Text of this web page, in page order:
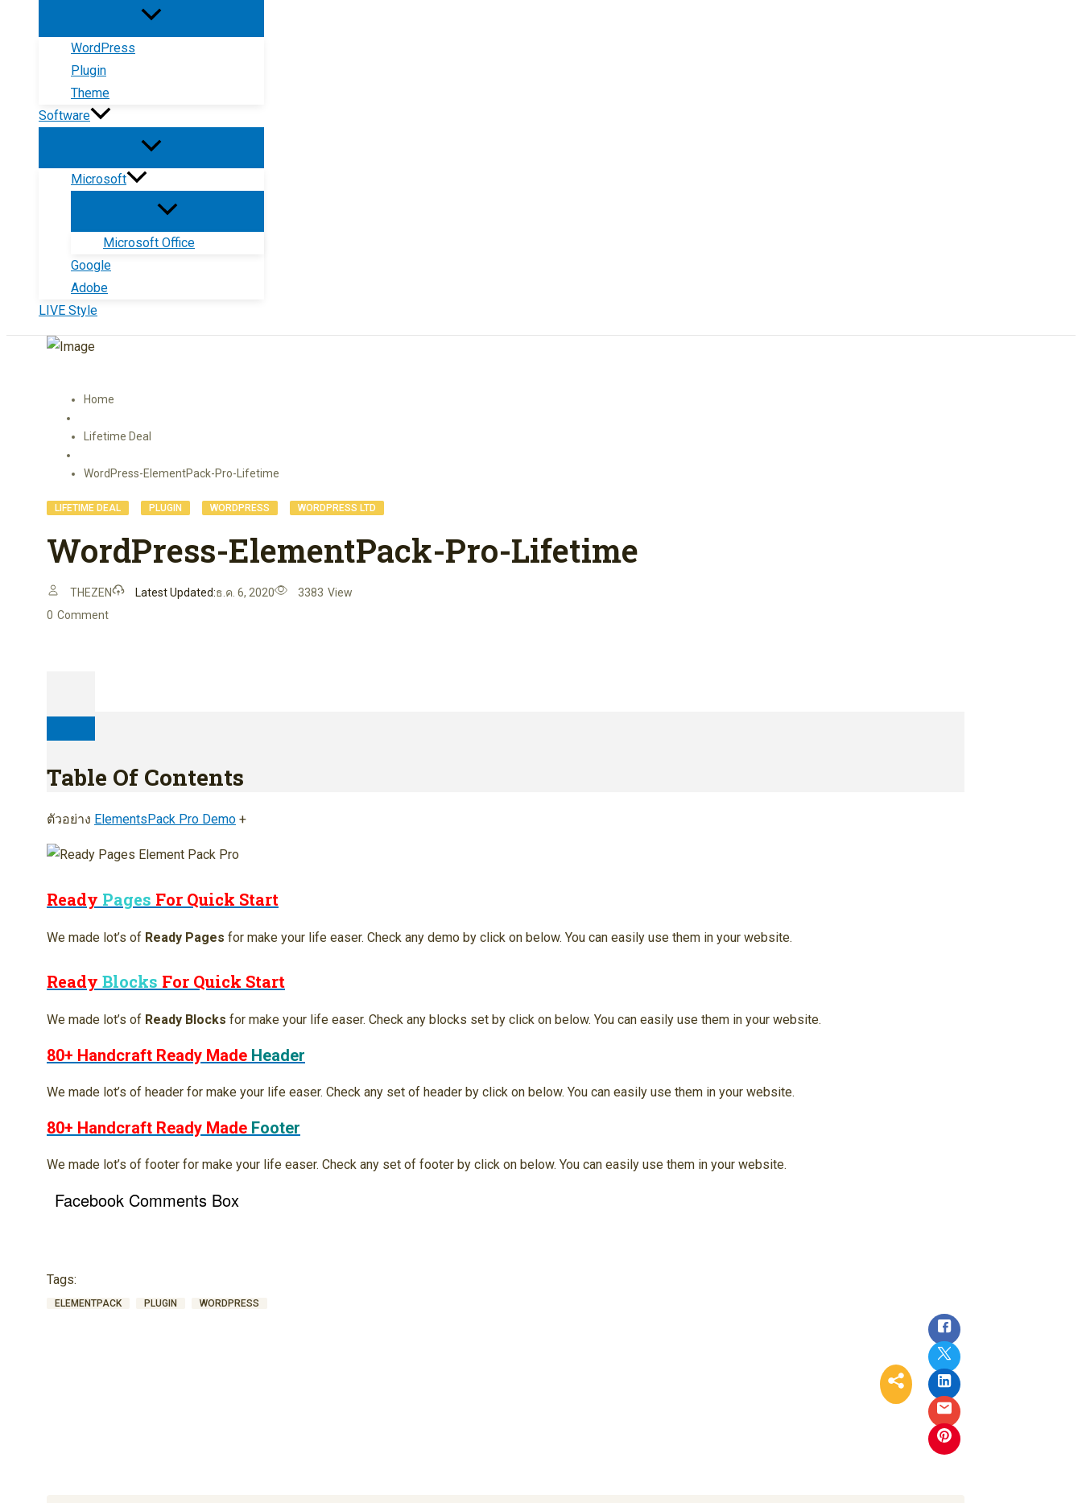
WordPress
Plugin
Theme
Software
Microsoft
Microsoft Office
Google
Adobe
LIVE Style
Home
Lifetime Deal
WordPress-ElementPack-Pro-Lifetime
LIFETIME DEAL PLUGIN WORDPRESS WORDPRESS LTD
WordPress-ElementPack-Pro-Lifetime
THEZEN Latest Updated:ธ.ค. 6, 2020 3383 View
0 Comment
Table Of Contents
ตัวอย่าง ElementsPack Pro Demo +
Ready Pages For Quick Start
We made lot’s of Ready Pages for make your life easer. Check any demo by click on below. You can easily use them in your website.
Ready Blocks For Quick Start
We made lot’s of Ready Blocks for make your life easer. Check any blocks set by click on below. You can easily use them in your website.
80+ Handcraft Ready Made Header
We made lot’s of header for make your life easer. Check any set of header by click on below. You can easily use them in your website.
80+ Handcraft Ready Made Footer
We made lot’s of footer for make your life easer. Check any set of footer by click on below. You can easily use them in your website.
Facebook Comments Box
Tags:
ELEMENTPACK PLUGIN WORDPRESS